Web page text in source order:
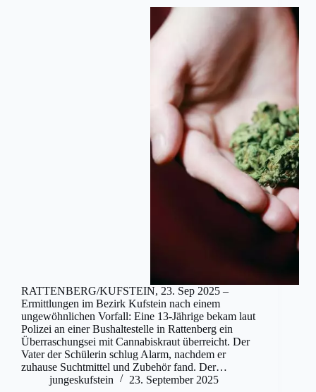
RATTENBERG/KUFSTEIN, 23. Sep 2025 –
Ermittlungen im Bezirk Kufstein nach einem
ungewöhnlichen Vorfall: Eine 13-Jährige bekam laut
Polizei an einer Bushaltestelle in Rattenberg ein
Überraschungsei mit Cannabiskraut überreicht. Der
Vater der Schülerin schlug Alarm, nachdem er
zuhause Suchtmittel und Zubehör fand. Der…
jungeskufstein
23. September 2025